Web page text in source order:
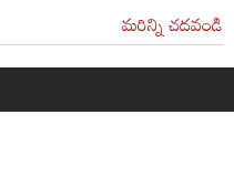
మరిన్ని చదవండి